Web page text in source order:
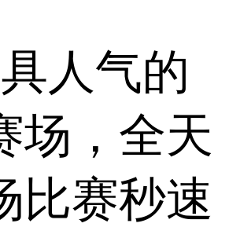
人气的
场，全天
比赛秒速